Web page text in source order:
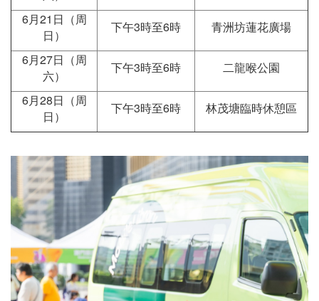
6月21日（周
日）
下午3時至6時
青洲坊蓮花廣場
6月27日（周
六）
下午3時至6時
二龍喉公園
6月28日（周
日）
下午3時至6時 林茂塘臨時休憩區